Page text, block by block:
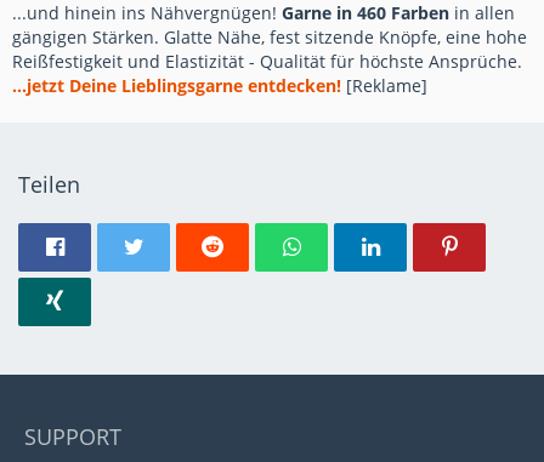
...und hinein ins Nähvergnügen! Garne in 460 Farben in allen
gängigen Stärken. Glatte Nähe, fest sitzende Knöpfe, eine hohe
Reißfestigkeit und Elastizität - Qualität für höchste Ansprüche.
...jetzt Deine Lieblingsgarne entdecken! [Reklame]
Teilen
SUPPORT